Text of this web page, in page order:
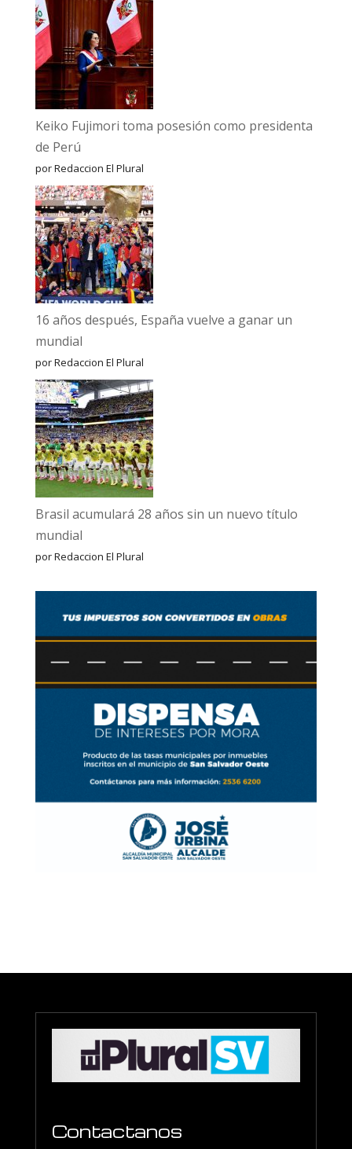
Keiko Fujimori toma posesión como presidenta
de Perú
por Redaccion El Plural
16 años después, España vuelve a ganar un
mundial
por Redaccion El Plural
Brasil acumulará 28 años sin un nuevo título
mundial
por Redaccion El Plural
Contactanos